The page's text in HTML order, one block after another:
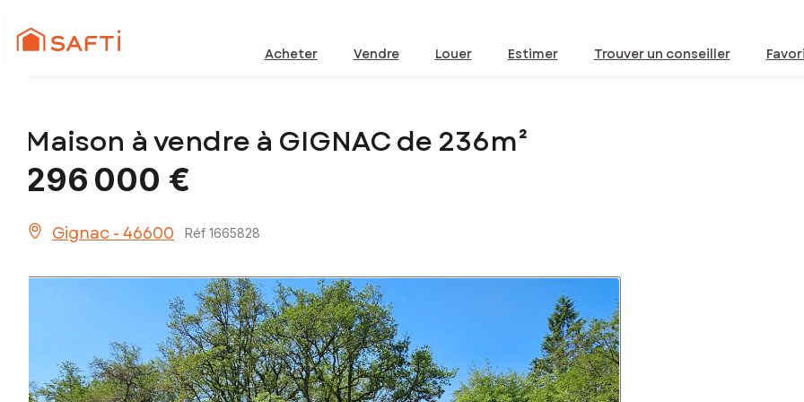
Acheter Vendre Louer Estimer Trouver un conseiller
Maison à vendre à GIGNAC de 236m²
296 000 €
Gignac - 46600 Réf 1665828